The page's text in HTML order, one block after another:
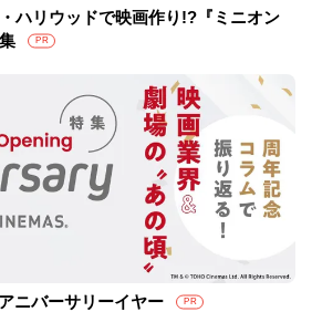
ハリウッドで映画作り!?『ミニオン
PR
ニバーサリーイヤー PR